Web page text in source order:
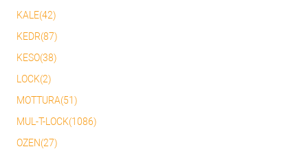
KALE(42)
KEDR(87)
KESO(38)
LOCK(2)
MOTTURA(51)
MUL-T-LOCK(1086)
OZEN(27)